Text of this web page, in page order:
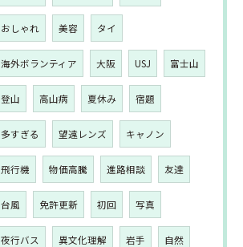
おしゃれ 美容 タイ
海外ボランティア 大阪 USJ 富士山
登山 高山病 夏休み 宿題
多すぎる 望遠レンズ キャノン
飛行機 物価高騰 進路相談 友達
台風 免許更新 初回 写真
夜行バス 異文化理解 岩手 自然